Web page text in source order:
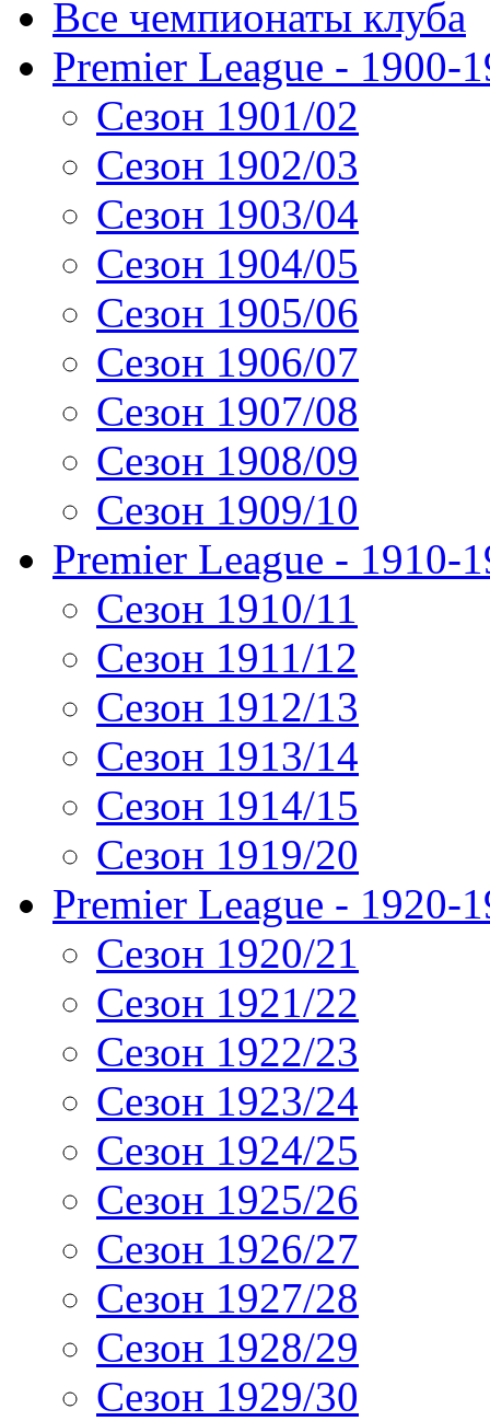
Все чемпионаты клуба
Premier League - 1900-
Сезон 1901/02
Сезон 1902/03
Сезон 1903/04
Сезон 1904/05
Сезон 1905/06
Сезон 1906/07
Сезон 1907/08
Сезон 1908/09
Сезон 1909/10
Premier League - 1910-
Сезон 1910/11
Сезон 1911/12
Сезон 1912/13
Сезон 1913/14
Сезон 1914/15
Сезон 1919/20
Premier League - 1920-
Сезон 1920/21
Сезон 1921/22
Сезон 1922/23
Сезон 1923/24
Сезон 1924/25
Сезон 1925/26
Сезон 1926/27
Сезон 1927/28
Сезон 1928/29
Сезон 1929/30